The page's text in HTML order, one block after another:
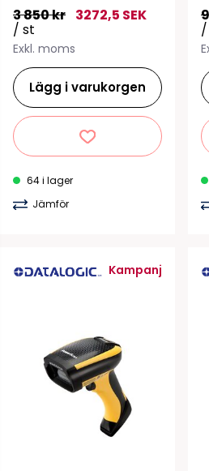
3 850 kr 3272,5 SEK
/ st
Exkl. moms
Lägg i varukorgen
64 i lager
Jämför
/
Kampanj